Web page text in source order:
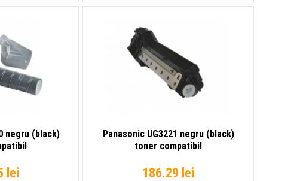
negru (black)
lei
Panasonic UG3221 negru (black)
toner compatibil
186.29 lei